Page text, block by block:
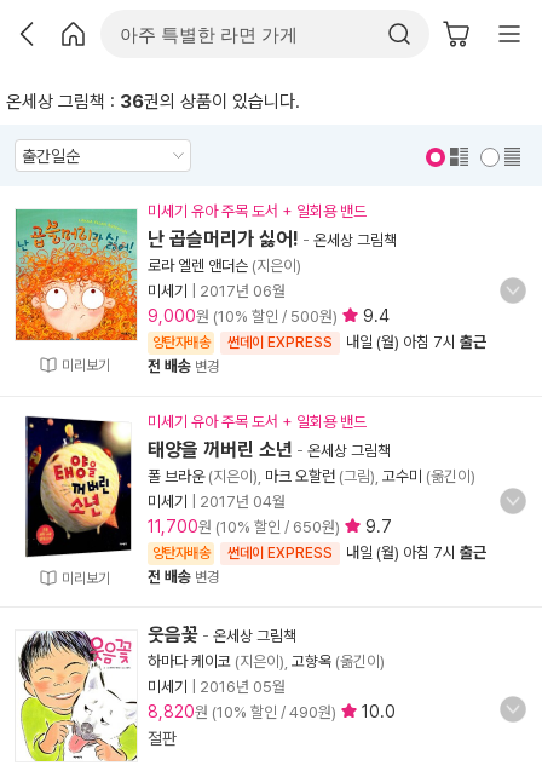
온세상 그림책 : 36권의 상품이 있습니다.
미리보기
미세기 유아 주목 도서 + 일회용 밴드
난 곱슬머리가 싫어! - 온세상 그림책
로라 엘렌 앤더슨 (지은이)
미세기
2017년 06월
9,000원 (10% 할인 / 500원) 9.4
양탄자배송 썬데이 EXPRESS 내일 (월) 아침 7시 출근
전 배송 변경
미리보기
미세기 유아 주목 도서 + 일회용 밴드
태양을 꺼버린 소년 - 온세상 그림책
폴 브라운(지은이), 마크 오할런 (그림), 고수미 (옮긴이)
미세기
2017년 04월
11,700원 (10% 할인 / 650원) 9.7
양탄자배송 썬데이 EXPRESS 내일 (월) 아침 7시 출근
전 배송 변경
웃음꽃 - 온세상 그림책
하마다 케이코 (지은이), 고향옥 (옮긴이)
미세기
2016년 05월
8,820원 (10% 할인 / 490원)
10.0
절판